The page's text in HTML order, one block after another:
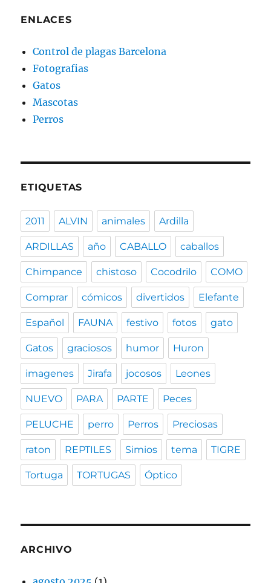
ENLACES
Control de plagas Barcelona
Fotografias
Gatos
Mascotas
Perros
ETIQUETAS
2011 ALVIN animales Ardilla
ARDILLAS año CABALLO caballos
Chimpance chistoso Cocodrilo COMO
Comprar cómicos divertidos Elefante
Español FAUNA festivo fotos gato
Gatos graciosos humor Huron
imagenes Jirafa jocosos Leones
NUEVO PARA PARTE Peces
PELUCHE perro Perros Preciosas
raton REPTILES Simios tema TIGRE
Tortuga TORTUGAS Óptico
ARCHIVO